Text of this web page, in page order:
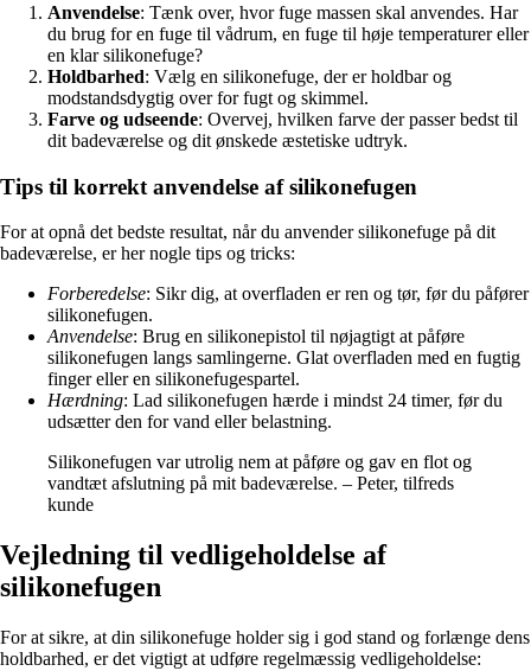
Anvendelse: Tænk over, hvor fuge massen skal anvendes. Har
du brug for en fuge til vådrum, en fuge til høje temperaturer eller
en klar silikonefuge?
Holdbarhed: Vælg en silikonefuge, der er holdbar og
modstandsdygtig over for fugt og skimmel.
Farve og udseende: Overvej, hvilken farve der passer bedst til
dit badeværelse og dit ønskede æstetiske udtryk.
Tips til korrekt anvendelse af silikonefugen
For at opnå det bedste resultat, når du anvender silikonefuge på dit
badeværelse, er her nogle tips og tricks:
Forberedelse: Sikr dig, at overfladen er ren og tør, før du påfører
silikonefugen.
Anvendelse: Brug en silikonepistol til nøjagtigt at påføre
silikonefugen langs samlingerne. Glat overfladen med en fugtig
finger eller en silikonefugespartel.
Hærdning: Lad silikonefugen hærde i mindst 24 timer, før du
udsætter den for vand eller belastning.
Silikonefugen var utrolig nem at påføre og gav en flot og
vandtæt afslutning på mit badeværelse. – Peter, tilfreds
kunde
Vejledning til vedligeholdelse af
silikonefugen
For at sikre, at din silikonefuge holder sig i god stand og forlænge dens
holdbarhed, er det vigtigt at udføre regelmæssig vedligeholdelse: